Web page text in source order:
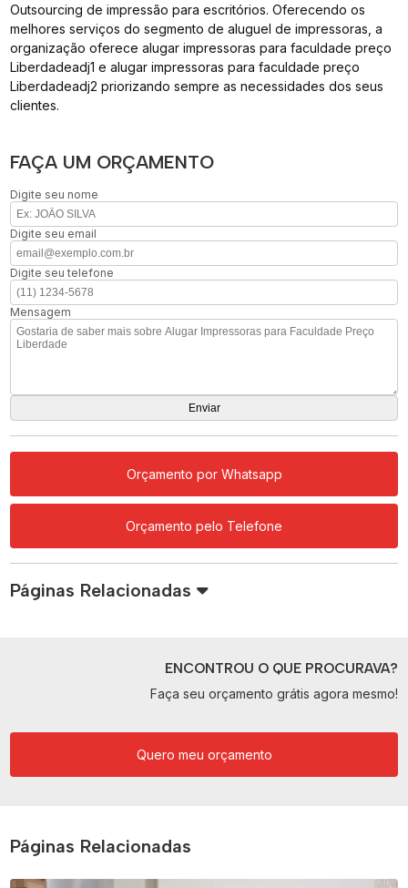
Outsourcing de impressão para escritórios. Oferecendo os
melhores serviços do segmento de aluguel de impressoras, a
organização oferece alugar impressoras para faculdade preço
Liberdadeadj1 e alugar impressoras para faculdade preço
Liberdadeadj2 priorizando sempre as necessidades dos seus
clientes.
FAÇA UM ORÇAMENTO
Digite seu nome
Digite seu email
Digite seu telefone
Mensagem
Orçamento por Whatsapp
Orçamento pelo Telefone
Páginas Relacionadas
ENCONTROU O QUE PROCURAVA?
Faça seu orçamento grátis agora mesmo!
Quero meu orçamento
Páginas Relacionadas